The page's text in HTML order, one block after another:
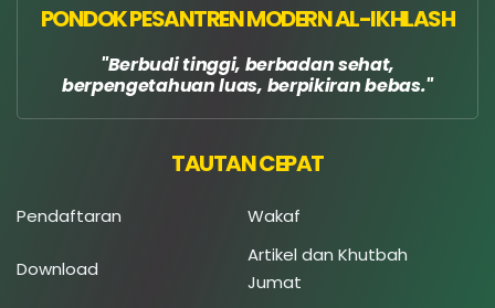
PONDOK PESANTREN MODERN AL-IKHLASH
Berbudi tinggi, berbadan sehat,
berpengetahuan luas, berpikiran bebas.
TAUTAN CEPAT
Pendaftaran Wakaf
Download
Artikel dan Khutbah
Jumat